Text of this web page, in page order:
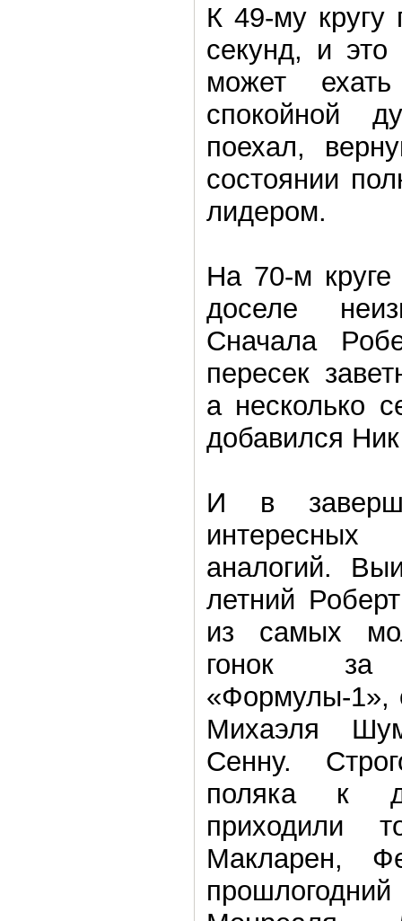
К 49-му кругу
секунд, и это
может
спокойной
поехал,
состоянии
лидером.
На 70-м
доселе
Сначала
пересек
а несколько
добавился
И в
аналогий.
летний
из самых
гонок
«Формулы-1»,
Михаэля
Сенну.
поляка к
приходили
Макларен,